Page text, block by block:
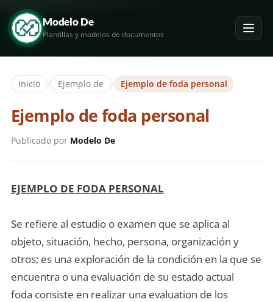
Modelo De
Plantillas y modelos de documentos
Inicio / Ejemplo de / Ejemplo de foda personal
Ejemplo de foda personal
Publicado por Modelo De
EJEMPLO DE FODA PERSONAL
Se refiere al estudio o examen que se aplica al
objeto, situación, hecho, persona, organización y
otros; es una exploración de la condición en la que se
encuentra o una evaluación de su estado actual
foda consiste en realizar una evaluation de los